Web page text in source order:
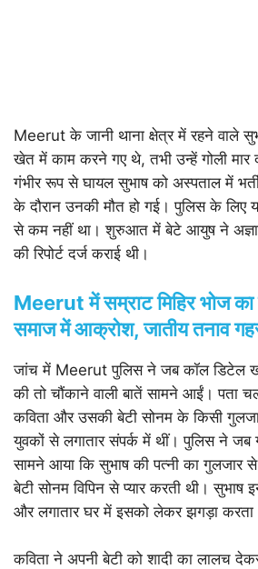
Meerut के जानी थाना क्षेत्र में रहने वाले
खेत में काम करने गए थे, तभी उन्हें गोली मार
गंभीर रूप से घायल सुभाष को अस्पताल में
के दौरान उनकी मौत हो गई। पुलिस के लिए
से कम नहीं था। शुरुआत में बेटे आयुष ने
की रिपोर्ट दर्ज कराई थी।
Meerut में सम्राट मिहिर भोज का
समाज में आक्रोश, जातीय तनाव
जांच में Meerut पुलिस ने जब कॉल डिटेल
की तो चौंकाने वाली बातें सामने आईं। पता
कविता और उसकी बेटी सोनम के किसी
युवकों से लगातार संपर्क में थीं। पुलिस ने जब
सामने आया कि सुभाष की पत्नी का गुलजार
बेटी सोनम विपिन से प्यार करती थी। सुभाष
और लगातार घर में इसको लेकर झगड़ा करता
कविता ने अपनी बेटी को शादी का लालच